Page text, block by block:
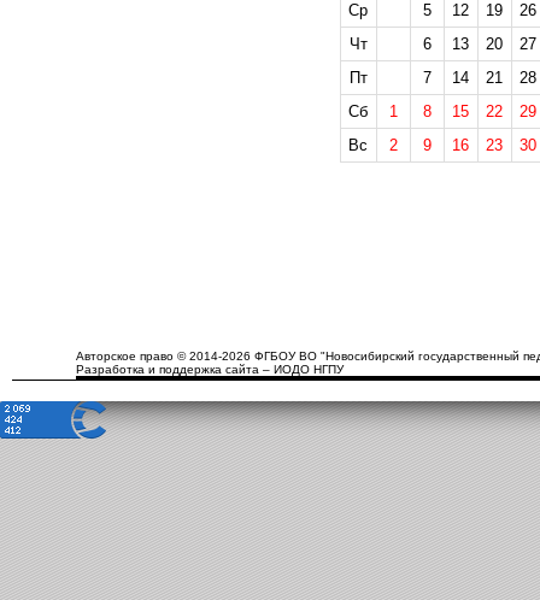
Ср
5 12 19
26
Чт
6 13 20
27
Пт
7 14 21
28
Сб
1 8 15 22
29
Вс
2 9 16 23 30
Авторское право © 2014-2026 ФГБОУ ВО "Новосибирский государственный
Разработка и поддержка сайта – ИОДО НГПУ